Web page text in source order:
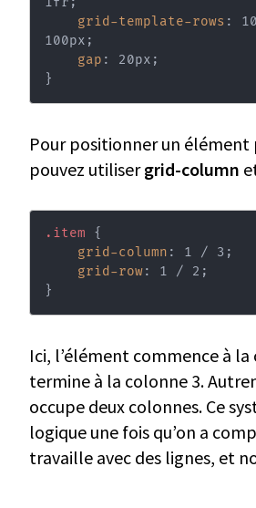
grid-template-rows :
100px ;
gap : 20px ;
}
Pour positionner un élément
pouvez utilisergrid-column
.item
{
grid-column : 1 / 3 ;
grid-row: 1 / 2 ;
}
Ici, l’élément commence à
termine à la colonne 3.
occupe deux colonnes. Ce
logique une fois qu’on a
travaille avec des lignes, et